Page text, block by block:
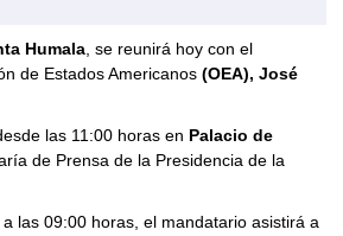
Humala, se reunirá hoy con el
de Estados Americanos (OEA), José
las 11:00 horas en Palacio de
de Prensa de la Presidencia de la
las 09:00 horas, el mandatario asistirá a